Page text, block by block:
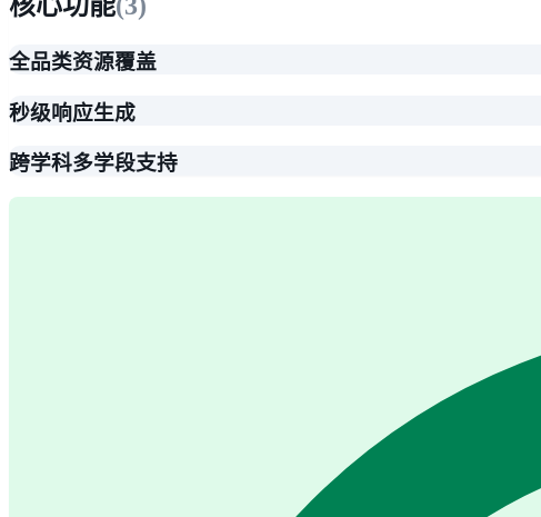
全品类资源覆盖
秒级响应生成
跨学科多学段支持